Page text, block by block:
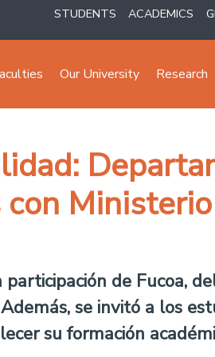
STUDENTS ACADEMICS
Our University Research
de Fucoa,
se invitó a los
su formación